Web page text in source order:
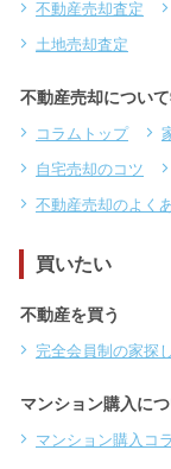
不動産売却査定
土地売却査定
不動産売却につい
コラムトップ
自宅売却のコツ
不動産売却のよく
買いたい
不動産を買う
完全会員制の家探
マンション購入に
マンション購入コ